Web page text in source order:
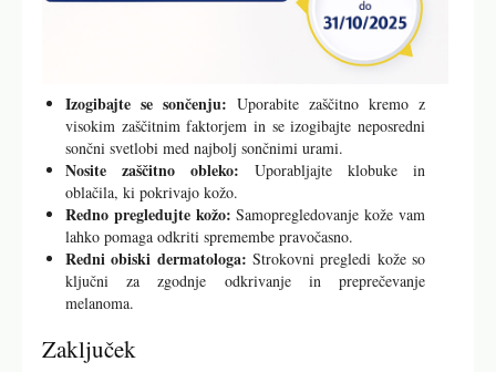
Izogibajte se sončenju: Uporabite zaščitno kremo z
visokim zaščitnim faktorjem in se izogibajte neposredni
sončni svetlobi med najbolj sončnimi urami.
Nosite zaščitno obleko: Uporabljajte klobuke in
oblačila, ki pokrivajo kožo.
Redno pregledujte kožo: Samopregledovanje kože vam
lahko pomaga odkriti spremembe pravočasno.
Redni obiski dermatologa: Strokovni pregledi kože so
ključni za zgodnje odkrivanje in preprečevanje
melanoma.
Zaključek